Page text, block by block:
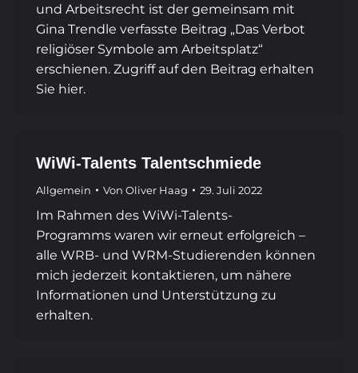
und Arbeitsrecht ist der gemeinsam mit
Gina Trendle verfasste Beitrag „Das Verbot
religiöser Symbole am Arbeitsplatz“
erschienen. Zugriff auf den Beitrag erhalten
Sie hier.
WiWi-Talents Talentschmiede
Allgemein Von Oliver Haag 29. Juli 2022
Im Rahmen des WiWi-Talents-
Programms waren wir erneut erfolgreich –
alle WRB- und WRM-Studierenden können
mich jederzeit kontaktieren, um nähere
Informationen und Unterstützung zu
erhalten.